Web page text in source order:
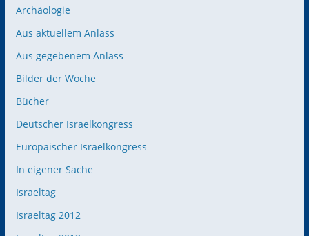
Archäologie
Aus aktuellem Anlass
Aus gegebenem Anlass
Bilder der Woche
Bücher
Deutscher Israelkongress
Europäischer Israelkongress
In eigener Sache
Israeltag
Israeltag 2012